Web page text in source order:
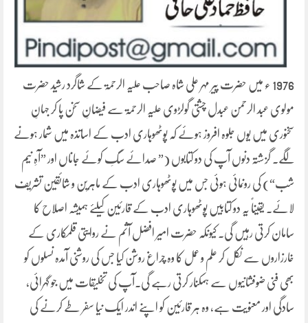
1976 ء میں حضرت پیر مہر علی شاہ صاحب علیہ الرحمۃ کے شاگرد رشید حضرت
مولوی عبد الرحمن عبدل چشتی گولڑوی علیہ الرحمۃ سے فیضانِ سخن پا کر جہانِ
سخنوری میں یوں جلوہ افروز ہوئے کہ پوٹھوہاری ادب کے اساتذہ میں شمار ہونے
لگے۔ گزشتہ دنوں آپ کی دو کتابوں (” صدائے سگِ کوئے جاناں اور ”آہِ نیم
شب“) کی رونمائی ہوئی جس میں پوٹھوہاری ادب کے ماہرین و شائقین تشریف
لائے۔ یقیناً یہ دو کتابیں پوٹھوہاری ادب کے قارئین کیلئے ہمیشہ اصلاح کا
سامان کرتی رہیں گی۔ کیونکہ حضرت امیر افضل آثم نے روایتی قلمکاری کے
خارزاروں سے نکل کر علم و عمل کا وہ چراغ روشن کیا جس کی روشنی آمدہ نسلوں کو
بھی فنی ضوفشانیوں سے ہمکنار کرتی رہے گی۔آپ کی تخلیقات میں جو گہرائی،
سادگی اور معنویت ہے، وہ ہر قارئین کو اپنے اندر ایک نیا سفر طے کرنے کی